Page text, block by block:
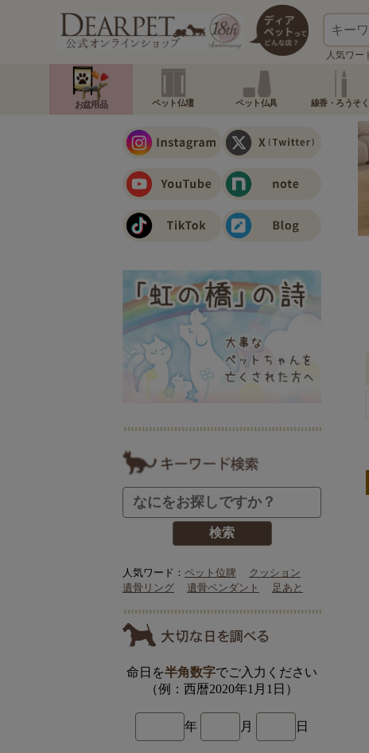
人気ワー
お盆用品 ペット仏壇 ペット仏具 線香・ろうそく